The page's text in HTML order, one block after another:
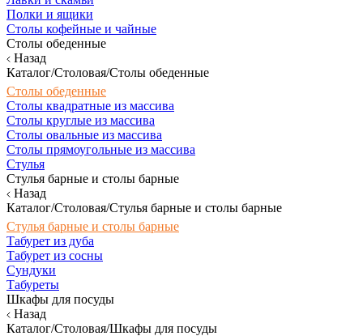
Полки и ящики
Столы кофейные и чайные
Столы обеденные
Назад
Каталог/Столовая/Столы обеденные
Столы обеденные
Столы квадратные из массива
Столы круглые из массива
Столы овальные из массива
Столы прямоугольные из массива
Стулья
Стулья барные и столы барные
Назад
Каталог/Столовая/Стулья барные и столы барные
Стулья барные и столы барные
Табурет из дуба
Табурет из сосны
Сундуки
Табуреты
Шкафы для посуды
Назад
Каталог/Столовая/Шкафы для посуды